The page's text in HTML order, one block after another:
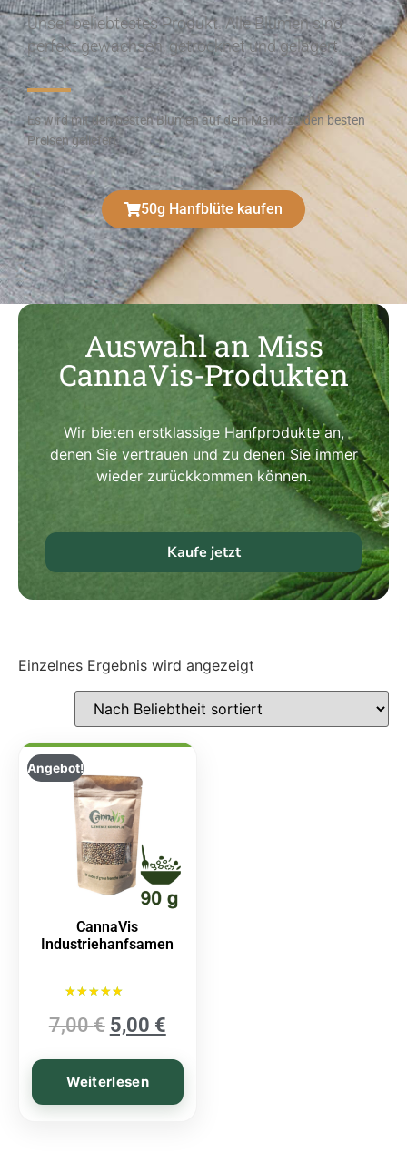
Unser beliebtestes Produkt. Alle Blumen sind
perfekt gewachsen, getrocknet und gelagert.
Es wird mit den besten Blumen auf dem Markt zu den besten
Preisen geliefert
50g Hanfblüte kaufen
Auswahl an Miss
CannaVis-Produkten
Wir bieten erstklassige Hanfprodukte an,
denen Sie vertrauen und zu denen Sie immer
wieder zurückkommen können.
Kaufe jetzt
Einzelnes Ergebnis wird angezeigt
Angebot!
CannaVis
Industriehanfsamen
5.00
von 5
7,00€ 5,00 €
Weiterlesen